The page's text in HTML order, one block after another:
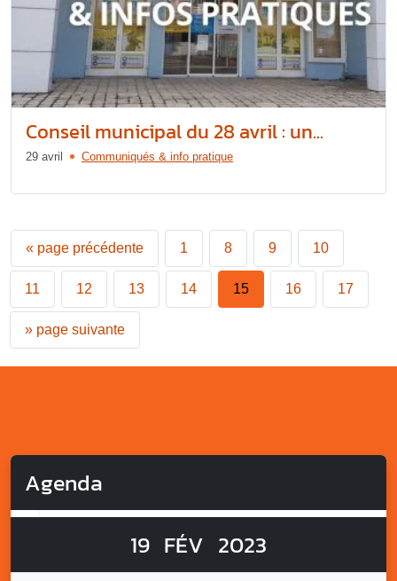
Conseil municipal du 28 avril : un...
29 avril Communiqués & info pratique
« page précédente 1 8 9 10
11 12 13 14 15 16 17
» page suivante
Agenda
19 FÉV 2023